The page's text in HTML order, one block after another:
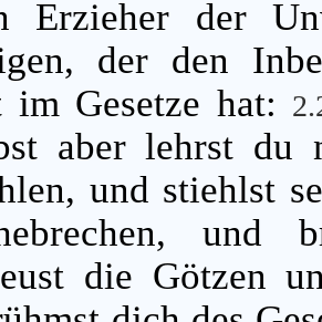
Erzieher der
der den
im Gesetze hat:
aber lehrst du
und stiehlst
und
die Götzen